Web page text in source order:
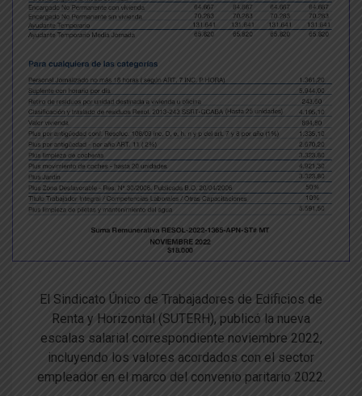
El Sindicato Único de Trabajadores de Edificios de
Renta y Horizontal (SUTERH), publicó la nueva
escalas salarial correspondiente noviembre 2022,
incluyendo los valores acordados con el sector
empleador en el marco del convenio paritario 2022.